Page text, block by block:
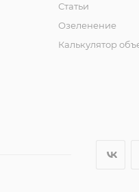
Статьи
Озеленение
Калькулятор